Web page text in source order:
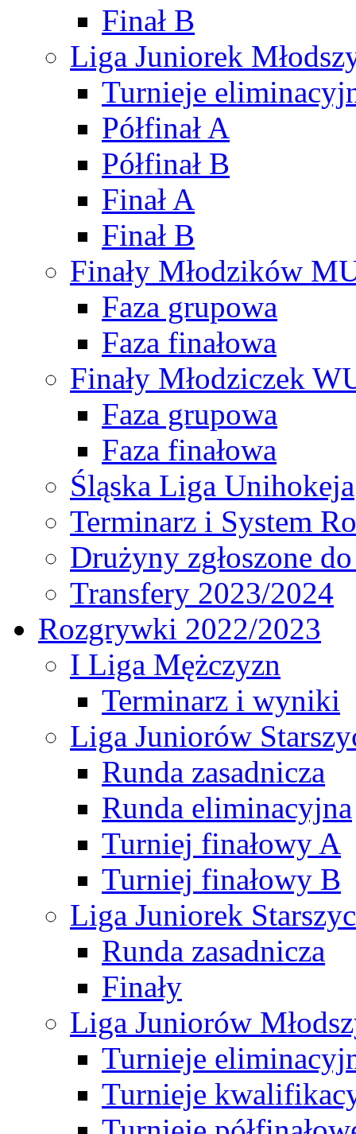
Finał B
Liga Juniorek
Turnieje
Półfinał A
Półfinał B
Finał A
Finał B
Finały Młodzików
Faza grupowa
Faza finałowa
Finały Młodziczek
Faza grupowa
Faza finałowa
Śląska Liga Unihokeja
Terminarz i System
Drużyny zgłoszone
Transfery 2023/2024
Rozgrywki 2022/2023
I Liga Mężczyzn
Terminarz i wyniki
Liga Juniorów
Runda zasadnicza
Runda eliminacyjna
Turniej finałowy A
Turniej finałowy B
Liga Juniorek
Runda zasadnicza
Finały
Liga Juniorów
Turnieje
Turnieje